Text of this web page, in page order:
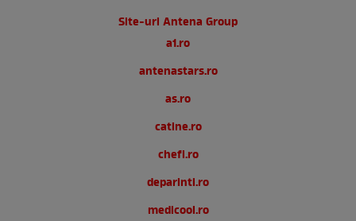
Site-uri Antena Group
a1.ro
antenastars.ro
as.ro
catine.ro
chefi.ro
deparinti.ro
medicool.ro